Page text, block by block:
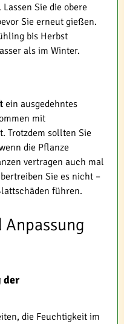
Sie die obere
Sie erneut gießen.
bis Herbst
als im Winter.
ein ausgedehntes
mit
Trotzdem sollten Sie
die Pflanze
vertragen auch mal
Sie es nicht –
führen.
der
die Feuchtigkeit im